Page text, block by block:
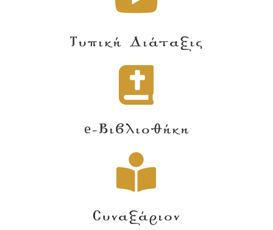
Τυπική Διάταξις
e-Βιβλιοθήκη
Συναξάριον